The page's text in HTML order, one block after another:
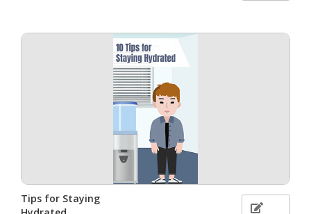
Tips for Staying